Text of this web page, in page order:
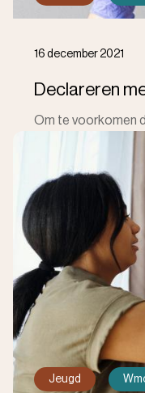
16 december 2021
Declareren
Jeugd